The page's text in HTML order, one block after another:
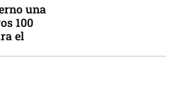
una
100
el